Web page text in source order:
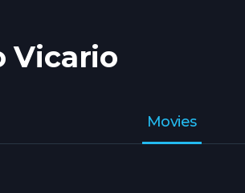
Vicario
Movies